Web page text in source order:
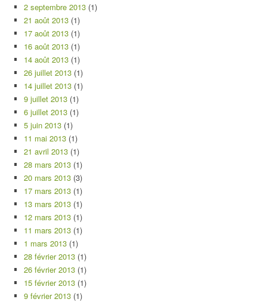
2 septembre 2013 (1)
21 août 2013 (1)
17 août 2013 (1)
16 août 2013 (1)
14 août 2013 (1)
26 juillet 2013 (1)
14 juillet 2013 (1)
9 juillet 2013 (1)
6 juillet 2013 (1)
5 juin 2013 (1)
11 mai 2013 (1)
21 avril 2013 (1)
28 mars 2013 (1)
20 mars 2013 (3)
17 mars 2013 (1)
13 mars 2013 (1)
12 mars 2013 (1)
11 mars 2013 (1)
1 mars 2013 (1)
28 février 2013 (1)
26 février 2013 (1)
15 février 2013 (1)
9 février 2013 (1)